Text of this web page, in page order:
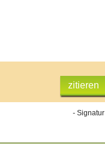
zitieren
-